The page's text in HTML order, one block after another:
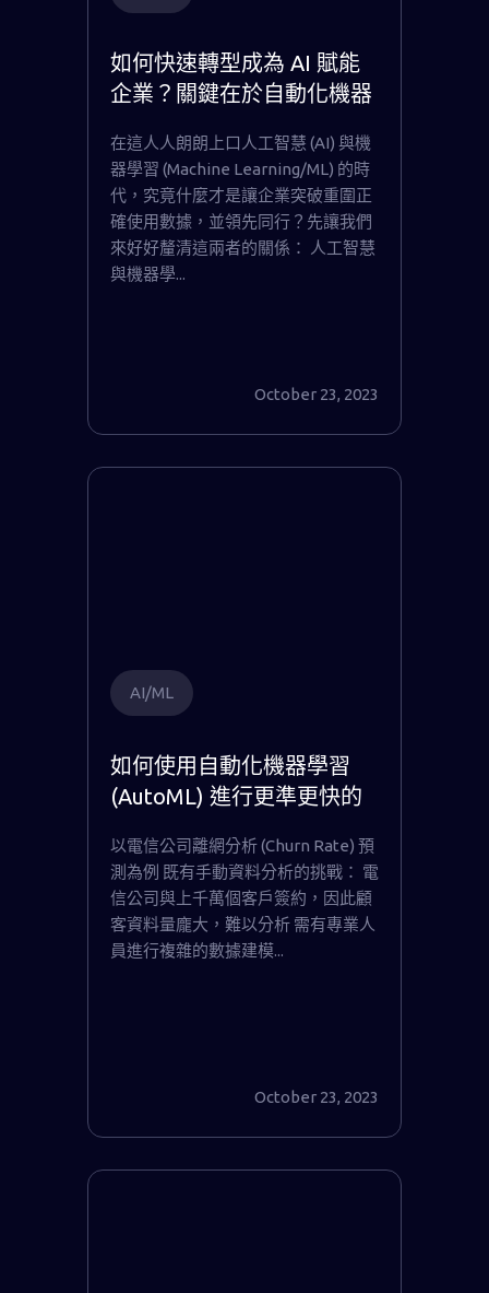
如何快速轉型成為 AI 賦能
企業？關鍵在於自動化機器
在這人人朗朗上口人工智慧 (AI) 與機
器學習 (Machine Learning/ML) 的時
代，究竟什麼才是讓企業突破重圍正
確使用數據，並領先同行？先讓我們
來好好釐清這兩者的關係： 人工智慧
與機器學...
October 23, 2023
AI/ML
如何使用自動化機器學習
(AutoML) 進行更準更快的
1/3
以電信公司離網分析 (Churn Rate) 預
測為例 既有手動資料分析的挑戰： 電
信公司與上千萬個客戶簽約，因此顧
客資料量龐大，難以分析 需有專業人
員進行複雜的數據建模...
October 23, 2023